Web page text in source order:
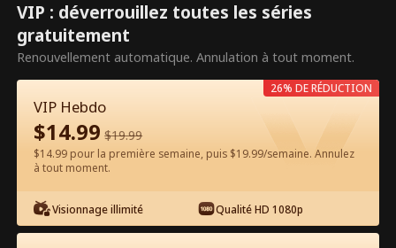
Ce sont des épisodes payants.
Débloquez pour regarder.
Regarder gratuitement sur l'App
VIP : déverrouillez toutes les séries
gratuitement
Renouvellement automatique. Annulation à tout moment.
VIP Hebdo
$14.99 $19.99
$14.99 pour la première semaine, puis $19.99/semaine. Annulez
à tout moment.
Visionnage illimité Qualité HD 1080p
26% DE RÉDUCTION